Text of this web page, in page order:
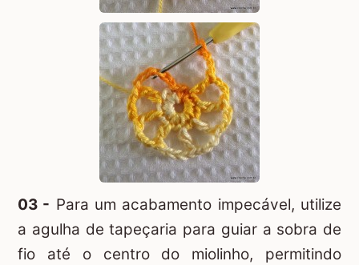
03 - Para um acabamento impecável, utilize
a agulha de tapeçaria para guiar a sobra de
fio até o centro do miolinho, permitindo